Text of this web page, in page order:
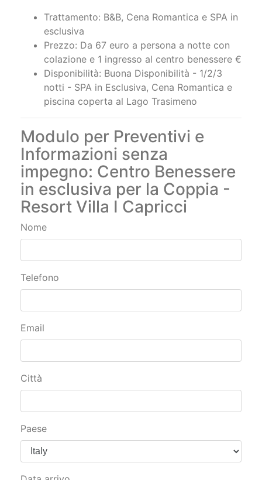
Trattamento: B&B, Cena Romantica e SPA in
esclusiva
Prezzo: Da 67 euro a persona a notte con
colazione e 1 ingresso al centro benessere €
Disponibilità: Buona Disponibilità - 1/2/3
notti - SPA in Esclusiva, Cena Romantica e
piscina coperta al Lago Trasimeno
Modulo per Preventivi e
Informazioni senza
impegno: Centro Benessere
in esclusiva per la Coppia -
Resort Villa I Capricci
Nome
Telefono
Email
Città
Paese